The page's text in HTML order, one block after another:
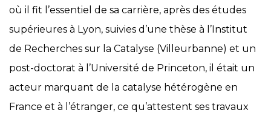
où il fit l’essentiel de sa carrière, après des études
supérieures à Lyon, suivies d’une thèse à l’Institut
de Recherches sur la Catalyse (Villeurbanne) et un
post-doctorat à l’Université de Princeton, il était un
acteur marquant de la catalyse hétérogène en
France et à l’étranger, ce qu’attestent ses travaux